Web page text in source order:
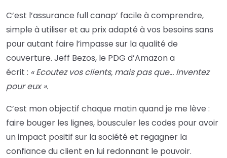
C’est l’assurance full canap’ facile à comprendre,
simple à utiliser et au prix adapté à vos besoins sans
pour autant faire l’impasse sur la qualité de
couverture. Jeff Bezos, le PDG d’Amazon a
écrit : « Ecoutez vos clients, mais pas que… Inventez
pour eux ».
C’est mon objectif chaque matin quand je me lève :
faire bouger les lignes, bousculer les codes pour avoir
un impact positif sur la société et regagner la
confiance du client en lui redonnant le pouvoir.